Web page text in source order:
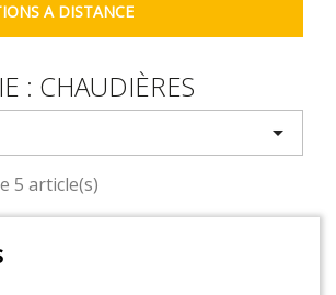
A DISTANCE
: CHAUDIÈRES

5 article(s)